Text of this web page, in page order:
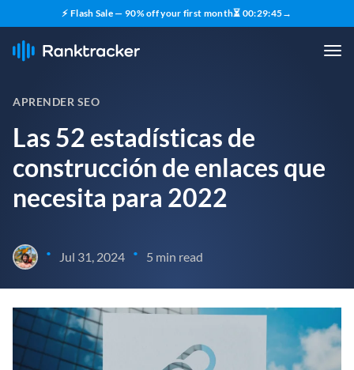
⚡ Flash Sale — 90% off your first month⏳ 00:29:44→
APRENDER SEO
Las 52 estadísticas de
construcción de enlaces que
necesita para 2022
• Jul 31, 2024 • 5 min read